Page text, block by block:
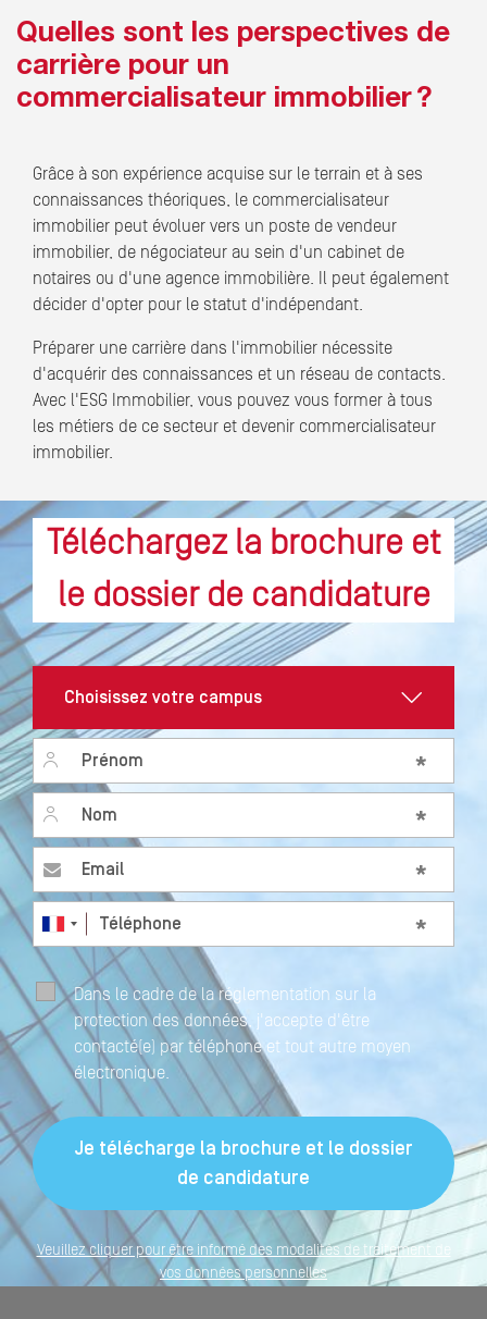
Quelles sont les perspectives de
carrière pour un
commercialisateur immobilier ?
Grâce à son expérience acquise sur le terrain et à ses
connaissances théoriques, le commercialisateur
immobilier peut évoluer vers un poste de vendeur
immobilier, de négociateur au sein d'un cabinet de
notaires ou d'une agence immobilière. Il peut également
décider d'opter pour le statut d'indépendant.
Préparer une carrière dans l'immobilier nécessite
d'acquérir des connaissances et un réseau de contacts.
Avec l'ESG Immobilier, vous pouvez vous former à tous
les métiers de ce secteur et devenir commercialisateur
immobilier.
Téléchargez la brochure et
le dossier de candidature
Prénom *
Nom
Email *
Téléphone*
Dans le cadre de la réglementation sur la
protection des données, j'accepte d'être
contacté(e) par téléphone et tout autre moyen
électronique.
Veuillez cliquer pour être informé des modalités de traitement de
vos données personnelles